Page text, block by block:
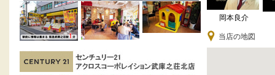
岡本良介
当店の地図